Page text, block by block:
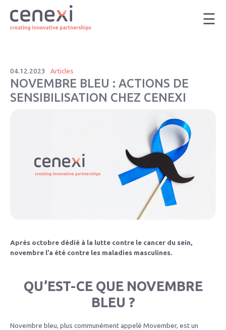
content
04.12.2023 Articles
NOVEMBRE BLEU : ACTIONS DE
SENSIBILISATION CHEZ CENEXI
Après octobre dédié à la lutte contre le cancer du sein,
novembre l’a été contre les maladies masculines.
QU’EST-CE QUE NOVEMBRE
BLEU ?
Novembre bleu, plus communément appelé Movember, est un